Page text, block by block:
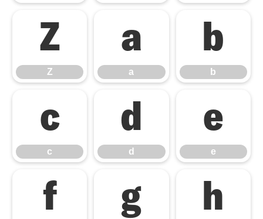
Z
Z
a
a
b
b
c
c
d
d
e
e
f g h